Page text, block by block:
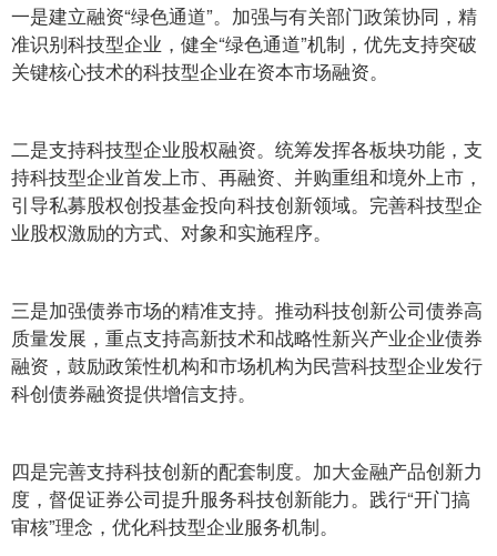
一是建立融资“绿色通道”。加强与有关部门政策协同，精
准识别科技型企业，健全“绿色通道”机制，优先支持突破
关键核心技术的科技型企业在资本市场融资。
二是支持科技型企业股权融资。统筹发挥各板块功能，支
持科技型企业首发上市、再融资、并购重组和境外上市，
引导私募股权创投基金投向科技创新领域。完善科技型企
业股权激励的方式、对象和实施程序。
三是加强债券市场的精准支持。推动科技创新公司债券高
质量发展，重点支持高新技术和战略性新兴产业企业债券
融资，鼓励政策性机构和市场机构为民营科技型企业发行
科创债券融资提供增信支持。
四是完善支持科技创新的配套制度。加大金融产品创新力
度，督促证券公司提升服务科技创新能力。践行“开门搞
审核”理念，优化科技型企业服务机制。